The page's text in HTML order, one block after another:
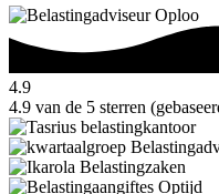
4.9
4.9 van de 5 sterren